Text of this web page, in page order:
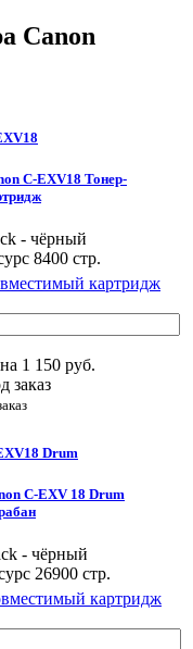
Canon
C-EXV18 Тонер-
- чёрный
8400 стр.
картридж
1 150 руб.
заказ
Drum
C-EXV 18 Drum
- чёрный
26900 стр.
картридж